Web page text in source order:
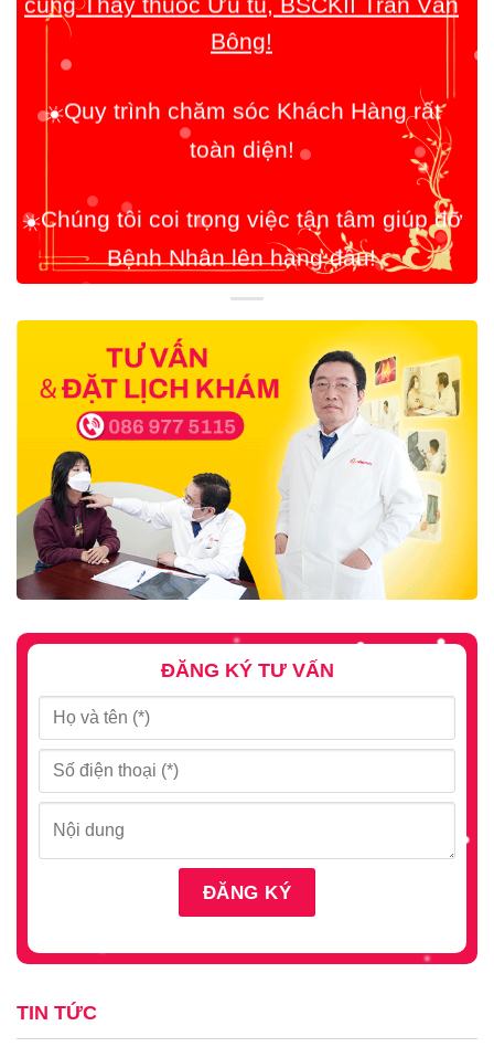
Quy trình chăm sóc Khách Hàng rất
Chúng tôi coi trọng việc tận tâm giúp đỡ
ĐĂNG KÝ TƯ VẤN
TIN TỨC